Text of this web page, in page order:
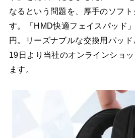
なるという問題を、厚手のソフ
す。「HMD快適フェイスパッド
円。リーズナブルな交換用パッ
19日より当社のオンラインショ
ます。